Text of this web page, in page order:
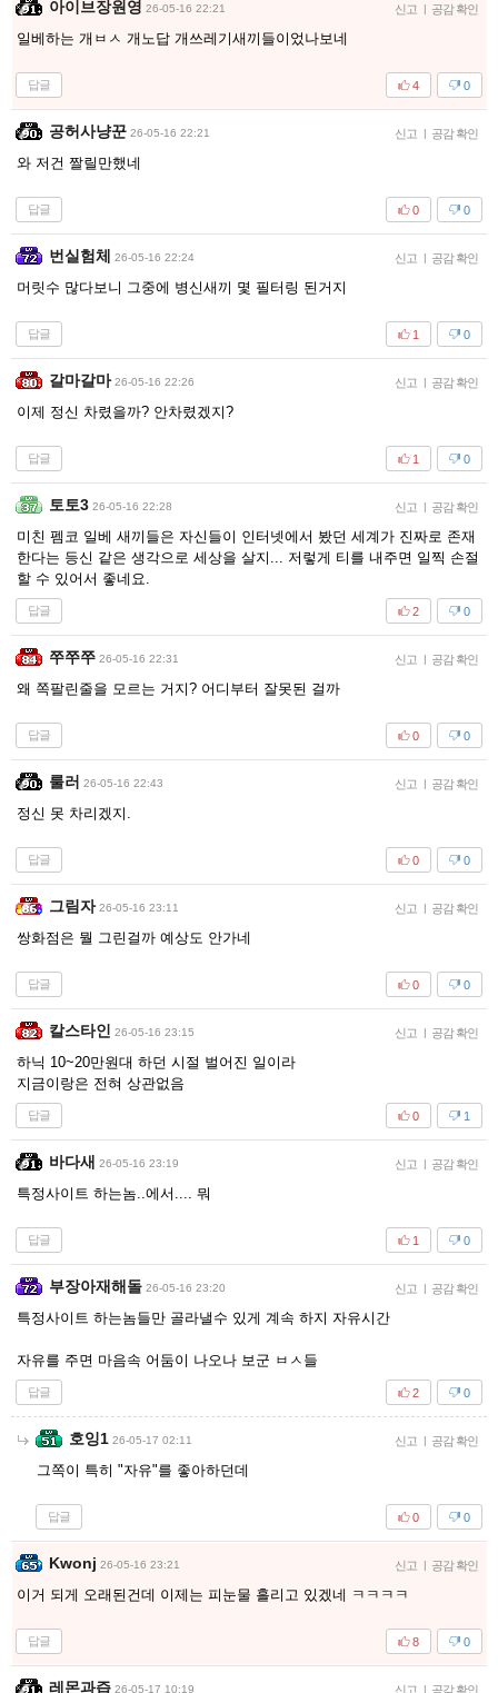
아이브장원영 26-05-16 22:21 신고 | 공감 확인
일베하는 개ㅂㅅ 개노답 개쓰레기새끼들이었나보네
답글 0
4
공허사냥꾼 26-05-16 22:21 신고 | 공감 확인
와 저건 짤릴만했네
답글 0
0
번실험체 26-05-16 22:24 신고 | 공감 확인
머릿수 많다보니 그중에 병신새끼 몇 필터링 된거지
답글 0
1
갈마갈마 26-05-16 22:26 신고 | 공감 확인
이제 정신 차렸을까? 안차렸겠지?
답글 0
1
토토3 26-05-16 22:28 신고 | 공감 확인
미친 펨코 일베 새끼들은 자신들이 인터넷에서 봤던 세계가 진짜로 존재
한다는 등신 같은 생각으로 세상을 살지... 저렇게 티를 내주면 일찍 손절
할 수 있어서 좋네요.
답글 0
2
쭈쭈쭈 26-05-16 22:31 신고 | 공감 확인
왜 쪽팔린줄을 모르는 거지? 어디부터 잘못된 걸까
답글 0
0
룰러 26-05-16 22:43 신고 | 공감 확인
정신 못 차리겠지.
답글 0
0
그림자 26-05-16 23:11 신고 | 공감 확인
쌍화점은 뭘 그린걸까 예상도 안가네
답글 0
0
칼스타인 26-05-16 23:15 신고 | 공감 확인
하닉 10~20만원대 하던 시절 벌어진 일이라
지금이랑은 전혀 상관없음
답글 1
0
바다새 26-05-16 23:19 신고 | 공감 확인
특정사이트 하는놈..에서.... 뭐
답글 0
1
부장아재해돌 26-05-16 23:20 신고 | 공감 확인
특정사이트 하는놈들만 골라낼수 있게 계속 하지 자유시간
자유를 주면 마음속 어둠이 나오나 보군 ㅂㅅ들
답글 0
2
호잉1 26-05-17 02:11 신고 | 공감 확인
그쪽이 특히 "자유"를 좋아하던데
답글 0
0
Kwonj 26-05-16 23:21 신고 | 공감 확인
이거 되게 오래된건데 이제는 피눈물 흘리고 있겠네 ㅋㅋㅋㅋ
답글 0
8
레몬과즙 26-05-17 10:19 신고 | 공감 확인